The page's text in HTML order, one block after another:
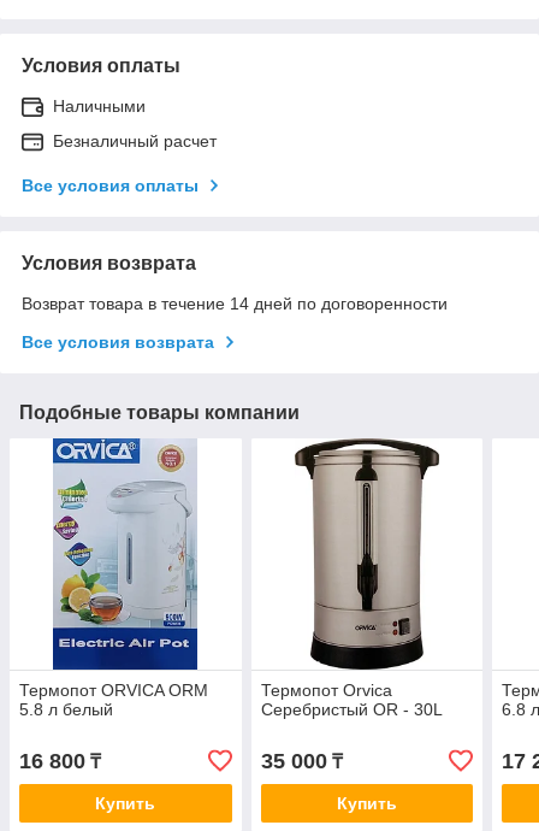
Условия оплаты
Наличными
Безналичный расчет
Все условия оплаты
Условия возврата
Возврат товара в течение 14 дней по договоренности
Все условия возврата
Подобные товары компании
Термопот ORVICA ORM
5.8 л белый
16 800 ₸
Купить
Термопот Orvica
Серебристый OR - 30L
35 000₸
Купить
6.8
17